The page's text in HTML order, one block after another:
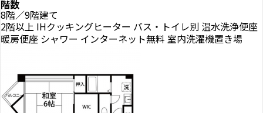
階数
8階／9階建て
2階以上 IHクッキングヒーター バス・トイレ別 温水洗浄便座
暖房便座 シャワー インターネット無料 室内洗濯機置き場